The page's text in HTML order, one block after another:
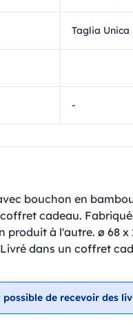
Taglia Unica
-
bouchon en
cadeau.
à l'autre. ø 68 x
dans un coffret
de recevoir des